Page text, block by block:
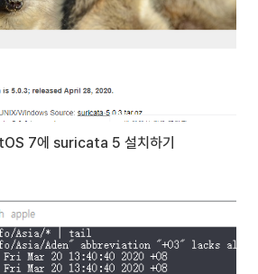
7에 suricata 5 설치하기